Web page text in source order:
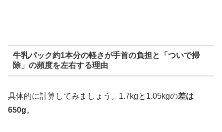
牛乳パック約1本分の軽さが手首の負担と「ついで掃
除」の頻度を左右する理由
具体的に計算してみましょう。1.7kgと1.05kgの差は
650g。